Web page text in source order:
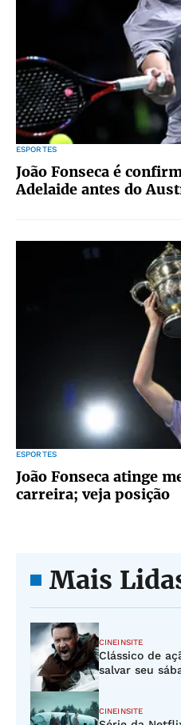
ESPORTES
João Fonseca é
Adelaide antes do
ESPORTES
João Fonseca atinge
carreira; veja posição
Mais
CINEINSITE
Clássico de
salvar seu
CINEINSITE